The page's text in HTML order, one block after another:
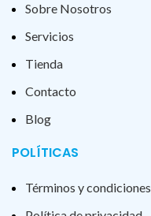
Sobre Nosotros
Servicios
Tienda
Contacto
Blog
POLÍTICAS
Términos y condiciones